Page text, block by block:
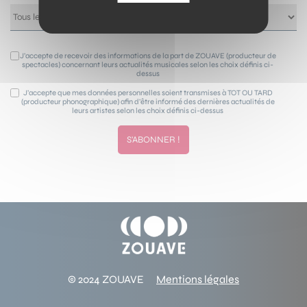
J’accepte de recevoir des informations de la part de ZOUAVE (producteur de
spectacles) concernant leurs actualités musicales selon les choix définis ci-
dessus
J’accepte que mes données personnelles soient transmises à TOT OU TARD
(producteur phonographique) afin d’être informé des dernières actualités de
leurs artistes selon les choix définis ci-dessus
© 2024 ZOUAVE Mentions légales